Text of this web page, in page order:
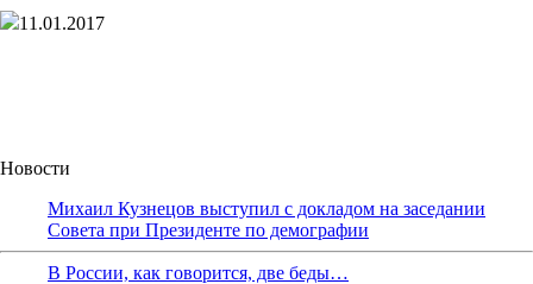
11.01.2017
Новости
Михаил Кузнецов выступил с докладом на заседании
Совета при Президенте по демографии
В России, как говорится, две беды…